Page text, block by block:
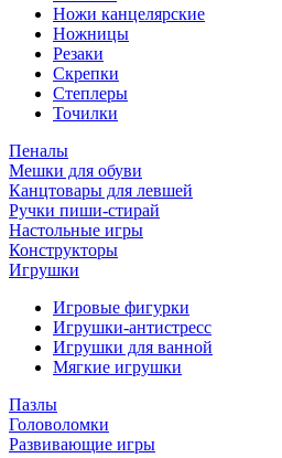
Ножи канцелярские
Ножницы
Резаки
Скрепки
Степлеры
Точилки
Пеналы
Мешки для обуви
Канцтовары для левшей
Ручки пиши-стирай
Настольные игры
Конструкторы
Игрушки
Игровые фигурки
Игрушки-антистресс
Игрушки для ванной
Мягкие игрушки
Пазлы
Головоломки
Развивающие игры